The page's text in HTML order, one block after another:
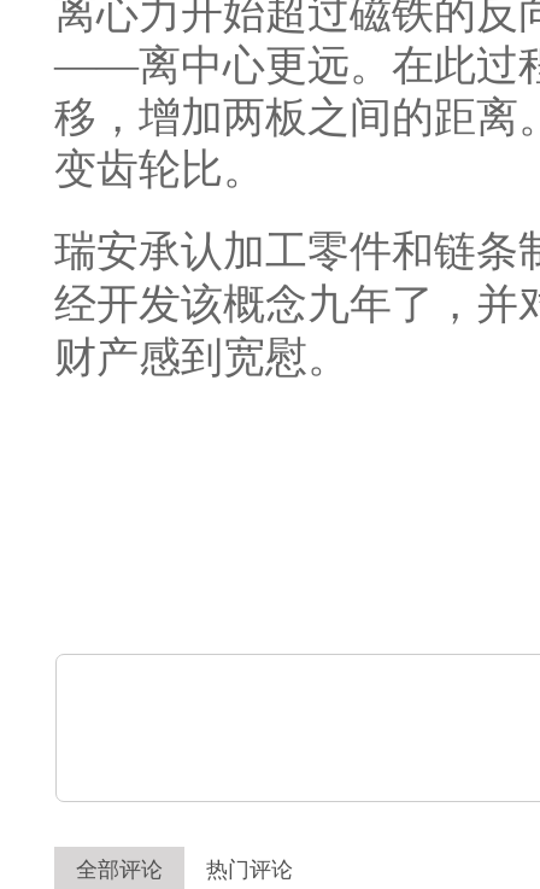
离心力开始超过磁铁的反
——离中心更远。在此过
移，增加两板之间的距离
变齿轮比。
瑞安承认加工零件和链条
经开发该概念九年了，并
财产感到宽慰。
全部评论 热门评论